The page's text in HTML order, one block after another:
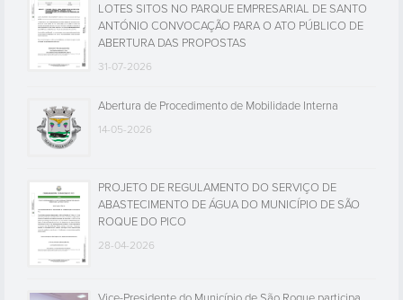
LOTES SITOS NO PARQUE EMPRESARIAL DE SANTO
ANTÓNIO CONVOCAÇÃO PARA O ATO PÚBLICO DE
ABERTURA DAS PROPOSTAS
31-07-2026
Abertura de Procedimento de Mobilidade Interna
14-05-2026
PROJETO DE REGULAMENTO DO SERVIÇO DE
ABASTECIMENTO DE ÁGUA DO MUNICÍPIO DE SÃO
ROQUE DO PICO
28-04-2026